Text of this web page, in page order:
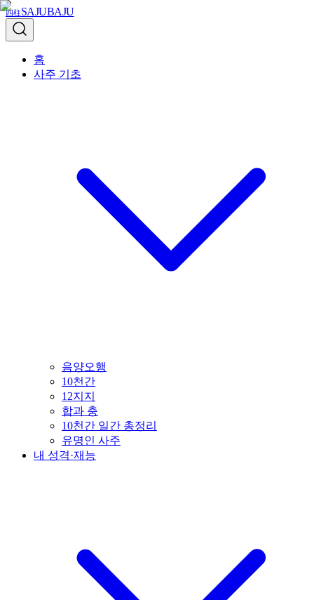
四柱SAJUBAJU
홈
사주 기초
음양오행
10천간
12지지
합과 충
10천간 일간 총정리
유명인 사주
내 성격·재능